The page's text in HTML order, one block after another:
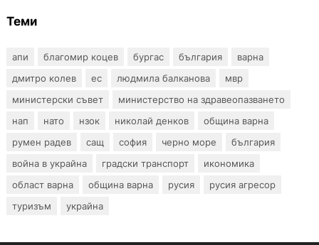
Теми
апи благомир коцев бургас българия
варна
дмитро колев
ес людмила балканова
мвр
министерски съвет
министерство на здравеопазването
нап
нато нзок николай денков
община варна
румен радев
сащ софия черно море
българия
война в украйна
градски транспорт
икономика
област варна
община варна русия
русия агресор
туризъм
украйна